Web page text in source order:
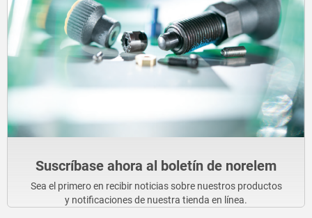
Suscríbase ahora al boletín de norelem
Sea el primero en recibir noticias sobre nuestros productos
y notificaciones de nuestra tienda en línea.